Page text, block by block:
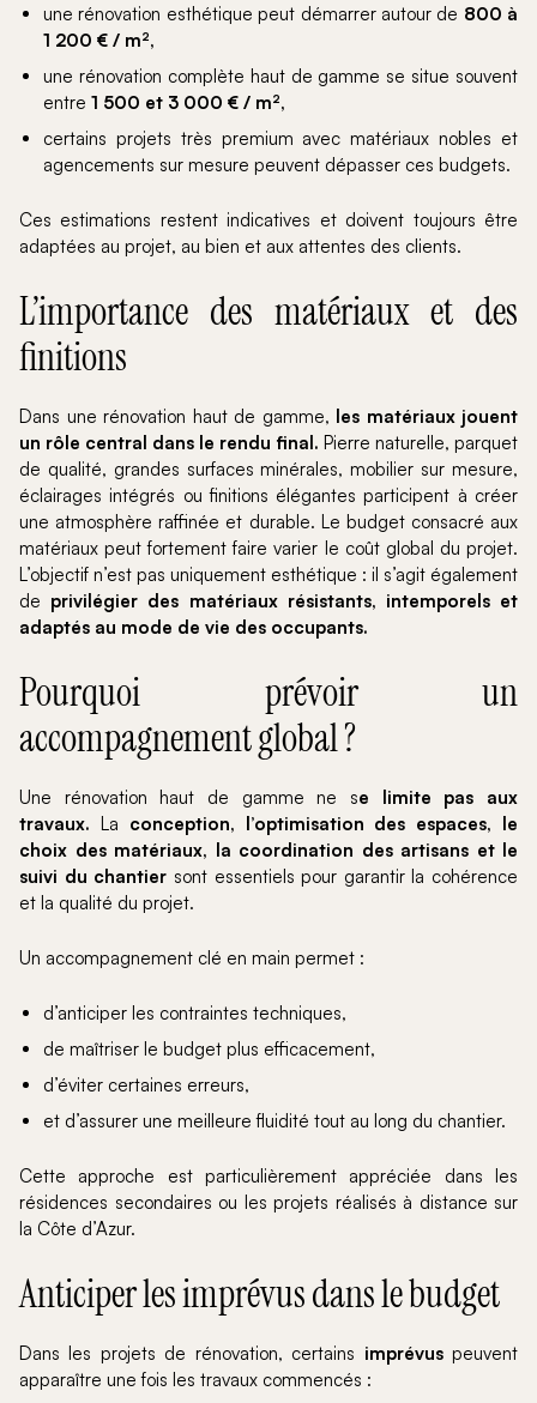
une rénovation esthétique peut démarrer autour de 800 à
1 200 € / m²,
une rénovation complète haut de gamme se situe souvent
entre 1 500 et 3 000 € / m²,
certains projets très premium avec matériaux nobles et
agencements sur mesure peuvent dépasser ces budgets.
Ces estimations restent indicatives et doivent toujours être
adaptées au projet, au bien et aux attentes des clients.
L’importance des matériaux et des
finitions
Dans une rénovation haut de gamme, les matériaux jouent
un rôle central dans le rendu final. Pierre naturelle, parquet
de qualité, grandes surfaces minérales, mobilier sur mesure,
éclairages intégrés ou finitions élégantes participent à créer
une atmosphère raffinée et durable. Le budget consacré aux
matériaux peut fortement faire varier le coût global du projet.
L’objectif n’est pas uniquement esthétique : il s’agit également
de privilégier des matériaux résistants, intemporels et
adaptés au mode de vie des occupants.
Pourquoi prévoir un
accompagnement global ?
Une rénovation haut de gamme ne se limite pas aux
travaux. La conception, l’optimisation des espaces, le
choix des matériaux, la coordination des artisans et le
suivi du chantier sont essentiels pour garantir la cohérence
et la qualité du projet.
Un accompagnement clé en main permet :
d’anticiper les contraintes techniques,
de maîtriser le budget plus efficacement,
d’éviter certaines erreurs,
et d’assurer une meilleure fluidité tout au long du chantier.
Cette approche est particulièrement appréciée dans les
résidences secondaires ou les projets réalisés à distance sur
la Côte d’Azur.
Anticiper les imprévus dans le budget
Dans les projets de rénovation, certains imprévuspeuvent
apparaître une fois les travaux commencés :